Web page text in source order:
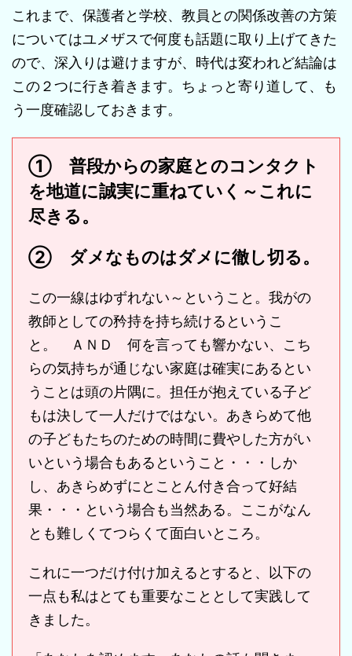
これまで、保護者と学校、教員との関係改善の方策
についてはユメザスで何度も話題に取り上げてきた
ので、深入りは避けますが、時代は変われど結論は
この２つに行き着きます。ちょっと寄り道して、も
う一度確認しておきます。
➀ 普段からの家庭とのコンタクト
を地道に誠実に重ねていく～これに
尽きる。
② ダメなものはダメに徹し切る。
この一線はゆずれない～ということ。我がの
教師としての矜持を持ち続けるというこ
と。 ＡＮＤ 何を言っても響かない、こち
らの気持ちが通じない家庭は確実にあるとい
うことは頭の片隅に。担任が抱えている子ど
もは決して一人だけではない。あきらめて他
の子どもたちのための時間に費やした方がい
いという場合もあるということ・・・しか
し、あきらめずにとことん付き合って好結
果・・・という場合も当然ある。ここがなん
とも難しくてつらくて面白いところ。
これに一つだけ付け加えるとすると、以下の
一点も私はとても重要なこととして実践して
きました。